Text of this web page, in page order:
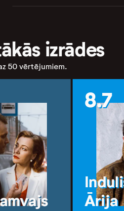
izrādes
50 vērtējumiem.
8.7
Ārija